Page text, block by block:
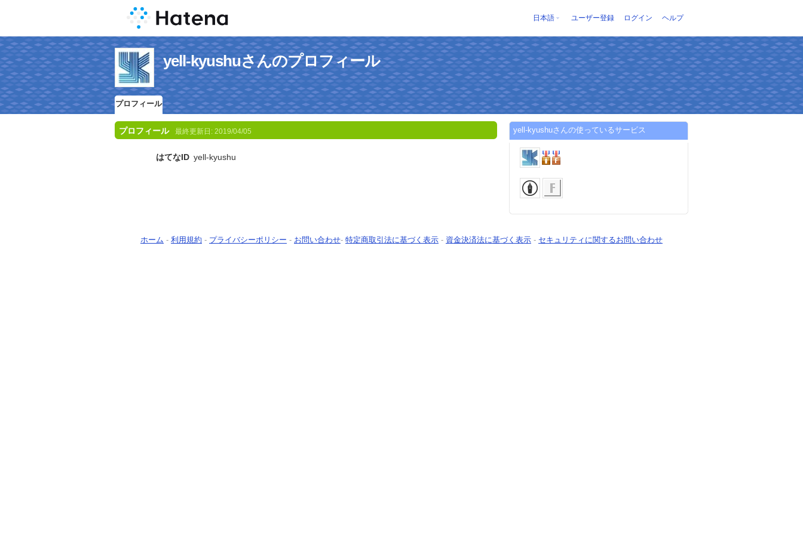
日本語 ユーザー登録 ログイン ヘルプ
yell-kyushuさんのプロフィール
プロフィール
プロフィール 最終更新日: 2019/04/05
はてなID yell-kyushu
yell-kyushuさんの使っているサービス
ホーム - 利用規約 - プライバシーポリシー - お問い合わせ- 特定商取引法に基づく表示 - 資金決済法に基づく表示 - セキュリティに関するお問い合わせ